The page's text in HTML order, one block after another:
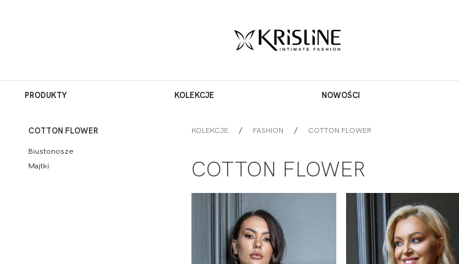
PRODUKTY KOLEKCJE NOWOŚCI
COTTON FLOWER
Biustonosze
Majtki
KOLEKCJE FASHION COTTON FLOWER
COTTON FLOWER